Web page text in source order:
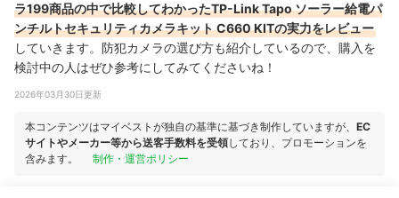
ラ199商品の中で比較してわかったTP-Link Tapo ソーラー給電パ
ンチルトセキュリティカメラキット C660 KITの実力をレビュー
していきます。防犯カメラの選び方も紹介しているので、購入を
検討中の人はぜひ参考にしてみてくださいね！
2026年03月30日更新
本コンテンツはマイベストが独自の基準に基づき制作していますが、 EC
サイトやメーカー等から送客手数料を受領しており、プロモーションを
含みます。
制作・運営ポリシー